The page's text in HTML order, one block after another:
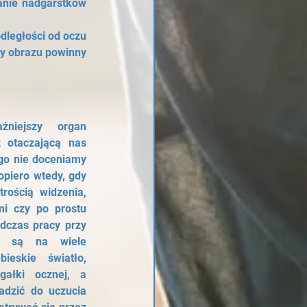
nadgarstków
od oczu
obrazu powinny
organ
otaczającą nas
nie doceniamy
wtedy, gdy
widzenia,
czy po prostu
pracy przy
są na wiele
światło,
ocznej, a
do uczucia